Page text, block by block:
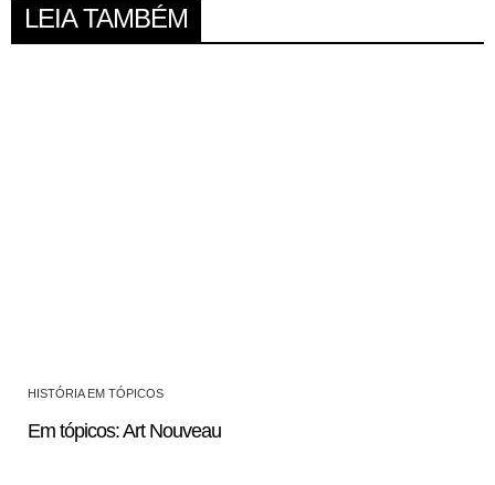
LEIA TAMBÉM
HISTÓRIA EM TÓPICOS
Em tópicos: Art Nouveau